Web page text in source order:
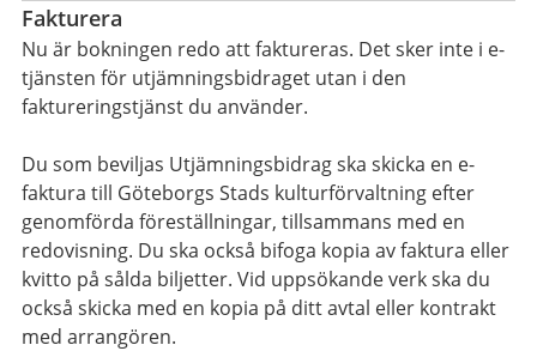
Fakturera
Nu är bokningen redo att faktureras. Det sker inte i e-
tjänsten för utjämningsbidraget utan i den
faktureringstjänst du använder.
Du som beviljas Utjämningsbidrag ska skicka en e-
faktura till Göteborgs Stads kulturförvaltning efter
genomförda föreställningar, tillsammans med en
redovisning. Du ska också bifoga kopia av faktura eller
kvitto på sålda biljetter. Vid uppsökande verk ska du
också skicka med en kopia på ditt avtal eller kontrakt
med arrangören.